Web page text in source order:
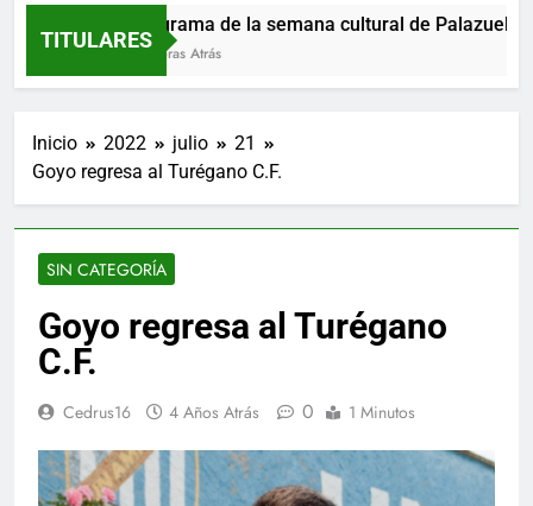
TITULARES
Programa de la semana cultural de Palazuelos
11 Horas Atrás
Inicio 2022 julio
21
Goyo regresa al Turégano C.F.
SIN CATEGORÍA
Goyo regresa al Turégano
C.F.
Cedrus16 4 Años Atrás 0 1 Minutos